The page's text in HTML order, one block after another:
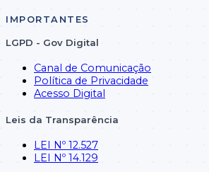
30078/2025.001
100190/2022.036
AD 013
01/06/2026
AD 001
IMPORTANTES
LGPD - Gov Digital
Canal de Comunicação
Política de Privacidade
Acesso Digital
Leis da Transparência
LEI Nº 12.527
LEI Nº 14.129